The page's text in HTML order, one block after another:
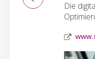
Die